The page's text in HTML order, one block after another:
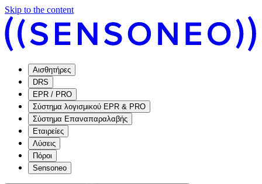
Skip to the content
Αισθητήρες
DRS
EPR / PRO
Σύστημα λογισμικού EPR & PRO
Σύστημα Επαναπαραλαβής
Εταιρείες
Λύσεις
Πόροι
Sensoneo